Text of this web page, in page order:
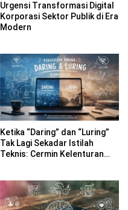
Urgensi Transformasi Digital
Korporasi Sektor Publik di Era
Modern
Ketika “Daring” dan “Luring”
Tak Lagi Sekadar Istilah
Teknis: Cermin Kelenturan